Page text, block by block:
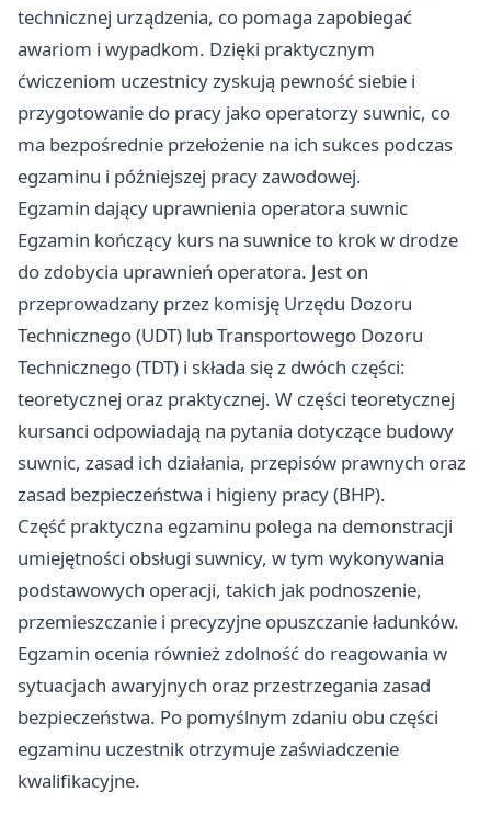
technicznej urządzenia, co pomaga zapobiegać
awariom i wypadkom. Dzięki praktycznym
ćwiczeniom uczestnicy zyskują pewność siebie i
przygotowanie do pracy jako operatorzy suwnic, co
ma bezpośrednie przełożenie na ich sukces podczas
egzaminu i późniejszej pracy zawodowej.
Egzamin dający uprawnienia operatora suwnic
Egzamin kończący kurs na suwnice to krok w drodze
do zdobycia uprawnień operatora. Jest on
przeprowadzany przez komisję Urzędu Dozoru
Technicznego (UDT) lub Transportowego Dozoru
Technicznego (TDT) i składa się z dwóch części:
teoretycznej oraz praktycznej. W części teoretycznej
kursanci odpowiadają na pytania dotyczące budowy
suwnic, zasad ich działania, przepisów prawnych oraz
zasad bezpieczeństwa i higieny pracy (BHP).
Część praktyczna egzaminu polega na demonstracji
umiejętności obsługi suwnicy, w tym wykonywania
podstawowych operacji, takich jak podnoszenie,
przemieszczanie i precyzyjne opuszczanie ładunków.
Egzamin ocenia również zdolność do reagowania w
sytuacjach awaryjnych oraz przestrzegania zasad
bezpieczeństwa. Po pomyślnym zdaniu obu części
egzaminu uczestnik otrzymuje zaświadczenie
kwalifikacyjne.